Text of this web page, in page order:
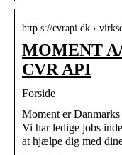
http s://cvrapi.dk ›
MOMENT
CVR API
Forside
Moment er
Vi har ledige jobs
at hjælpe dig med